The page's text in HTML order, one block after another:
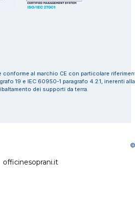
conforme al marchio CE con particolare
19 e IEC 60950-1 paragrafo 4.2.1, inerenti
dei supporti da terra.
©
officinesoprani.it